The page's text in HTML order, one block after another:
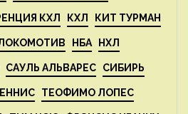
КХЛ КХЛ КИТ ТУРМАН
НБА НХЛ
САУЛЬ АЛЬВАРЕС СИБИРЬ
ТЕОФИМО ЛОПЕС